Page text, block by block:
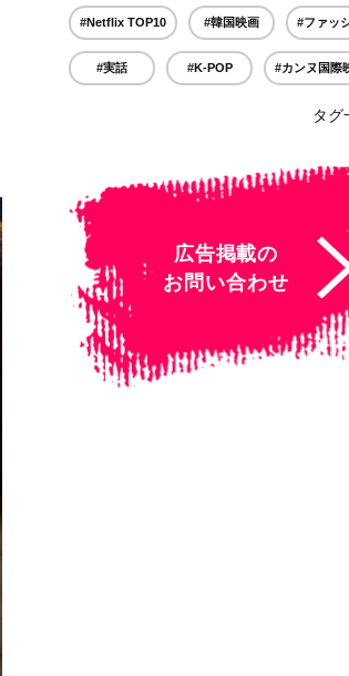
#Netflix TOP10 #韓国映画 #ファッ
#実話 #K-POP #カンヌ国際
タグ
広告掲載の
お問い合わせ